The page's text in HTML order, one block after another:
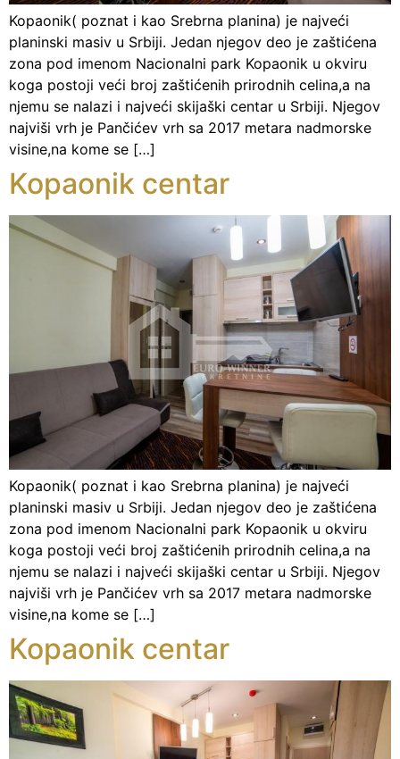
Kopaonik( poznat i kao Srebrna planina) je najveći
planinski masiv u Srbiji. Jedan njegov deo je zaštićena
zona pod imenom Nacionalni park Kopaonik u okviru
koga postoji veći broj zaštićenih prirodnih celina,a na
njemu se nalazi i najveći skijaški centar u Srbiji. Njegov
najviši vrh je Pančićev vrh sa 2017 metara nadmorske
visine,na kome se […]
Kopaonik centar
Kopaonik( poznat i kao Srebrna planina) je najveći
planinski masiv u Srbiji. Jedan njegov deo je zaštićena
zona pod imenom Nacionalni park Kopaonik u okviru
koga postoji veći broj zaštićenih prirodnih celina,a na
njemu se nalazi i najveći skijaški centar u Srbiji. Njegov
najviši vrh je Pančićev vrh sa 2017 metara nadmorske
visine,na kome se […]
Kopaonik centar